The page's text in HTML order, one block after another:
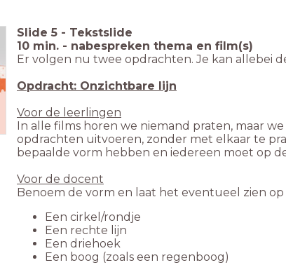
Slide 5 - Tekstslide
10 min. - nabespreken thema en film(s)
Er volgen nu twee opdrachten. Je kan allebei
Opdracht: Onzichtbare lijn
Voor de leerlingen
In alle films horen we niemand praten, maar
opdrachten uitvoeren, zonder met elkaar te
bepaalde vorm hebben en iedereen moet op
Voor de docent
Benoem de vorm en laat het eventueel zien
Een cirkel/rondje
Een rechte lijn
Een driehoek
Een boog (zoals een regenboog)